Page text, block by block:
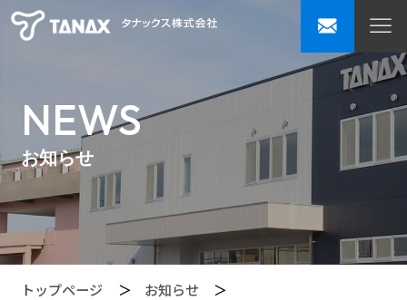
NEWS
お知らせ
トップページ
お知らせ